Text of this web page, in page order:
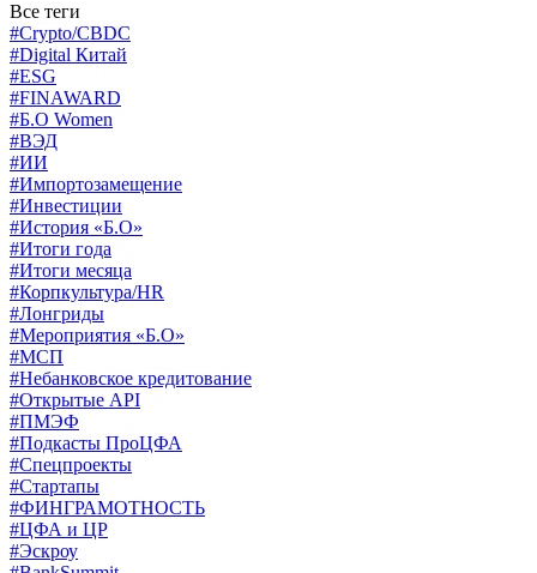
Все теги
#Crypto/CBDC
#Digital Китай
#ESG
#FINAWARD
#Б.О Women
#ВЭД
#ИИ
#Импортозамещение
#Инвестиции
#История «Б.О»
#Итоги года
#Итоги месяца
#Корпкультура/HR
#Лонгриды
#Мероприятия «Б.О»
#МСП
#Небанковское кредитование
#Открытые API
#ПМЭФ
#Подкасты ПроЦФА
#Спецпроекты
#Стартапы
#ФИНГРАМОТНОСТЬ
#ЦФА и ЦР
#Эскроу